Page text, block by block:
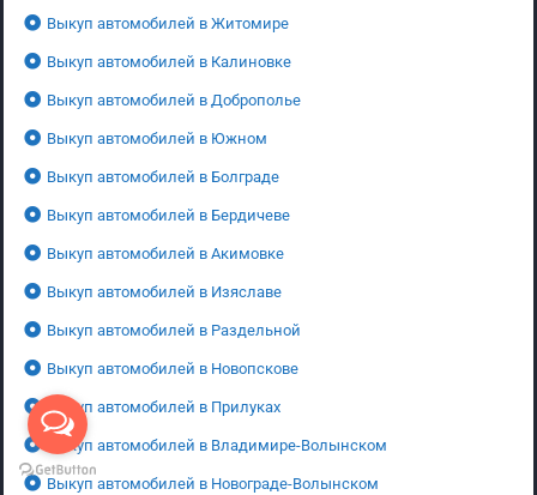
Выкуп автомобилей в Житомире
Выкуп автомобилей в Калиновке
Выкуп автомобилей в Доброполье
Выкуп автомобилей в Южном
Выкуп автомобилей в Болграде
Выкуп автомобилей в Бердичеве
Выкуп автомобилей в Акимовке
Выкуп автомобилей в Изяславе
Выкуп автомобилей в Раздельной
Выкуп автомобилей в Новопскове
Выкуп автомобилей в Прилуках
Выкуп автомобилей в Владимире-Волынском
Выкуп автомобилей в Новограде-Волынском